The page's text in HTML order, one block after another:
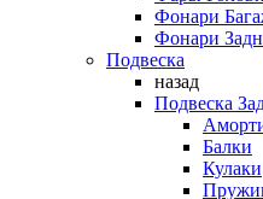
Фонари
Фонари
Подвеска
назад
Подвеска
Балки
Кулаки